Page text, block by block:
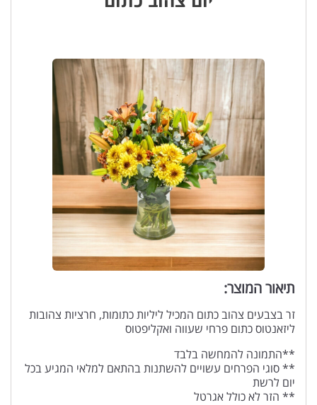
תיאור המוצר:
זר בצבעים צהוב כתום המכיל ליליות כתומות, חרציות צהובות
ליזאנטוס כתום פרחי שעווה ואקליפטוס
**התמונה להמחשה בלבד
** סוגי הפרחים עשויים להשתנות בהתאם למלאי המגיע בכל
יום לרשת
** הזר לא כולל אגרטל